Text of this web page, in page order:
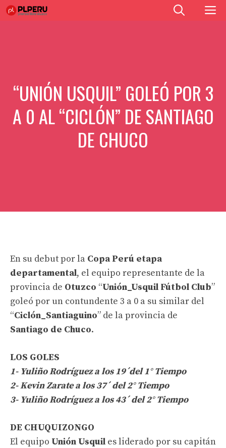
Saltar
“UNIÓN USQUIL” GOLEÓ POR 3
A 0 AL “CICLÓN” DE SANTIAGO
DE CHUCO
En su debut por la Copa Perú etapa
departamental, el equipo representante de la
provincia de Otuzco “Unión_Usquil Fútbol Club”
goleó por un contundente 3 a 0 a su similar del
“Ciclón_Santiaguino” de la provincia de
Santiago de Chuco.
LOS GOLES
1- Yuliño Rodríguez a los 19´del 1° Tiempo
2- Kevin Zarate a los 37´ del 2° Tiempo
3- Yuliño Rodríguez a los 43´ del 2° Tiempo
DE CHUQUIZONGO
El equipo Unión Usquil es liderado por su capitán